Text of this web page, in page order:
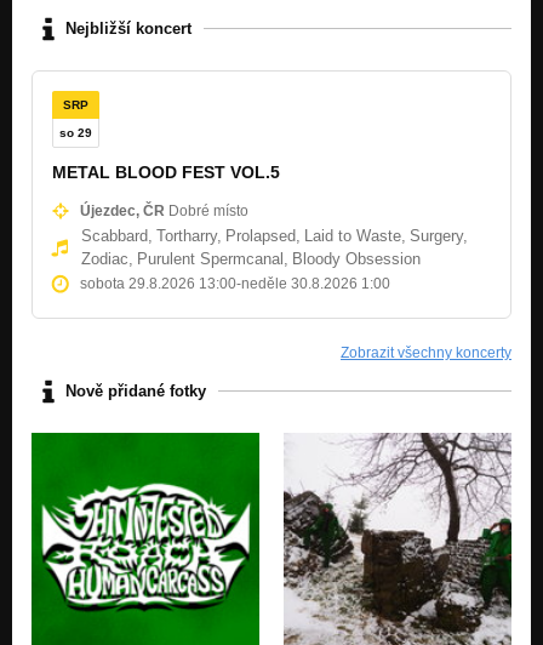
Nejbližší koncert
SRP
so 29
METAL BLOOD FEST VOL.5
Újezdec, ČR Dobré místo
Scabbard, Tortharry, Prolapsed, Laid to Waste, Surgery,
Zodiac, Purulent Spermcanal, Bloody Obsession
sobota 29.8.2026 13:00-neděle 30.8.2026 1:00
Zobrazit všechny koncerty
Nově přidané fotky